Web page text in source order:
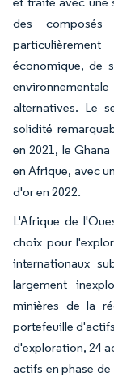
des
économique, de
alternatives. Le
solidité
en 2021, le
en Afrique, avec
d'or en 2022.
L'Afrique de
choix pour
internationaux
largement
minières de la
portefeuille
d'exploration, 24
actifs en phase